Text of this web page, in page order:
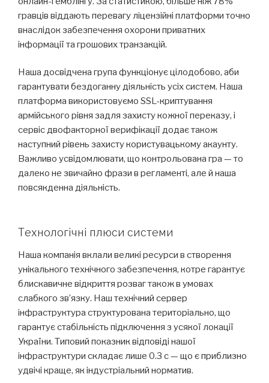
гравців віддають перевагу ліцензійні платформи точно
внаслідок забезпечення охорони приватних
інформації та грошових транзакцій.
Наша досвідчена група функціонує цілодобово, аби
гарантувати бездоганну діяльність усіх систем. Наша
платформа використовуємо SSL-криптування
армійського рівня задля захисту кожної переказу, і
сервіс двофакторної верифікації додає також
наступний рівень захисту користувацькому акаунту.
Важливо усвідомлювати, що контрольована гра — то
далеко не звичайно фрази в регламенті, але й наша
повсякденна діяльність.
Технологічні плюси системи
Наша компанія вклали великі ресурси в створення
унікального технічного забезпечення, котре гарантує
блискавичне відкриття розваг також в умовах
слабкого зв’язку. Наш технічний сервер
інфраструктура структурована територіально, що
гарантує стабільність підключення з усякої локації
України. Типовий показник відповіді нашої
інфраструктури складає лише 0.3 с — що є приблизно
удвічі краще, як індустріальний норматив.